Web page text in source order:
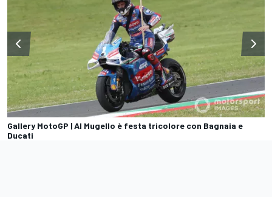
Gallery MotoGP | Al Mugello è festa tricolore con Bagnaia e
Ducati